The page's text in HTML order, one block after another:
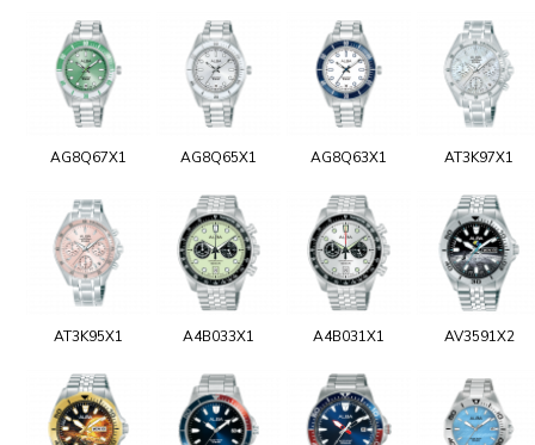
AG8Q67X1 AG8Q65X1 AG8Q63X1 AT3K97X1
AT3K95X1 A4B033X1 A4B031X1 AV3591X2